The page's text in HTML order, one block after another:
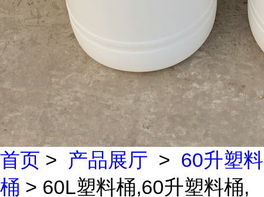
首页 > 产品展厅 > 60升塑料
桶 > 60L塑料桶,60升塑料桶,